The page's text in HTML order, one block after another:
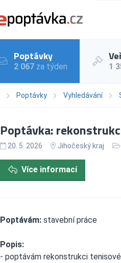
Poptávky
2 067 za týden 1
Poptávky Vyhledávání
Poptávka:
20. 5. 2026 Jihočeský kraj
Více informací
Poptávám: stavební práce
Popis:
- poptávám rekonstrukci